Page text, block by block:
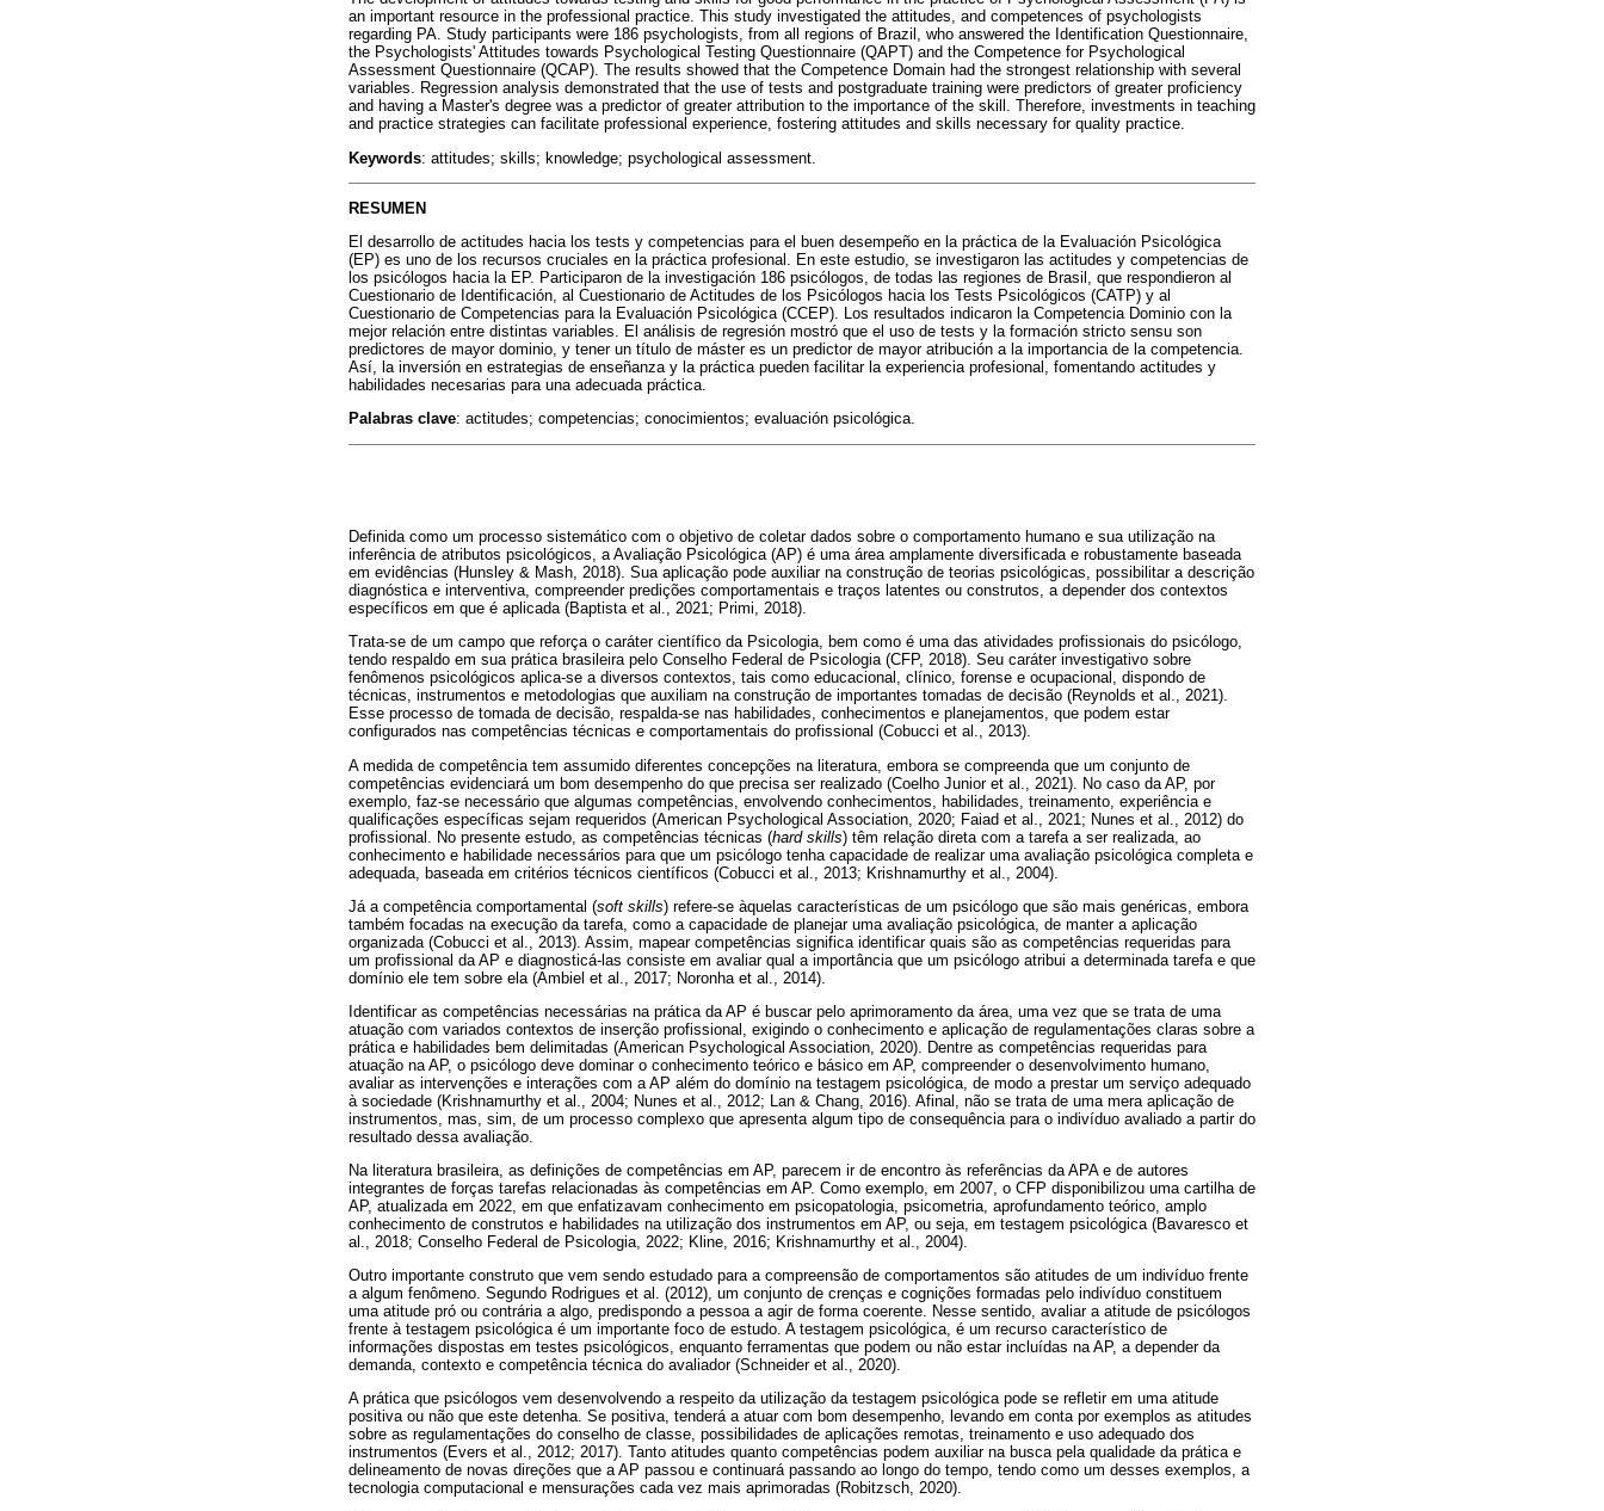
an important resource in the professional practice. This study investigated the attitudes, and competences of psychologists
regarding PA. Study participants were 186 psychologists, from all regions of Brazil, who answered the Identification Questionnaire,
the Psychologists' Attitudes towards Psychological Testing Questionnaire (QAPT) and the Competence for Psychological
Assessment Questionnaire (QCAP). The results showed that the Competence Domain had the strongest relationship with several
variables. Regression analysis demonstrated that the use of tests and postgraduate training were predictors of greater proficiency
and having a Master's degree was a predictor of greater attribution to the importance of the skill. Therefore, investments in teaching
and practice strategies can facilitate professional experience, fostering attitudes and skills necessary for quality practice.
Keywords: attitudes; skills; knowledge; psychological assessment.
RESUMEN
El desarrollo de actitudes hacia los tests y competencias para el buen desempeño en la práctica de la Evaluación Psicológica
(EP) es uno de los recursos cruciales en la práctica profesional. En este estudio, se investigaron las actitudes y competencias de
los psicólogos hacia la EP. Participaron de la investigación 186 psicólogos, de todas las regiones de Brasil, que respondieron al
Cuestionario de Identificación, al Cuestionario de Actitudes de los Psicólogos hacia los Tests Psicológicos (CATP) y al
Cuestionario de Competencias para la Evaluación Psicológica (CCEP). Los resultados indicaron la Competencia Dominio con la
mejor relación entre distintas variables. El análisis de regresión mostró que el uso de tests y la formación stricto sensu son
predictores de mayor dominio, y tener un título de máster es un predictor de mayor atribución a la importancia de la competencia.
Así, la inversión en estrategias de enseñanza y la práctica pueden facilitar la experiencia profesional, fomentando actitudes y
habilidades necesarias para una adecuada práctica.
Palabras clave: actitudes; competencias; conocimientos; evaluación psicológica.
Definida como um processo sistemático com o objetivo de coletar dados sobre o comportamento humano e sua utilização na
inferência de atributos psicológicos, a Avaliação Psicológica (AP) é uma área amplamente diversificada e robustamente baseada
em evidências (Hunsley & Mash, 2018). Sua aplicação pode auxiliar na construção de teorias psicológicas, possibilitar a descrição
diagnóstica e interventiva, compreender predições comportamentais e traços latentes ou construtos, a depender dos contextos
específicos em que é aplicada (Baptista et al., 2021; Primi, 2018).
Trata-se de um campo que reforça o caráter científico da Psicologia, bem como é uma das atividades profissionais do psicólogo,
tendo respaldo em sua prática brasileira pelo Conselho Federal de Psicologia (CFP, 2018). Seu caráter investigativo sobre
fenômenos psicológicos aplica-se a diversos contextos, tais como educacional, clínico, forense e ocupacional, dispondo de
técnicas, instrumentos e metodologias que auxiliam na construção de importantes tomadas de decisão (Reynolds et al., 2021).
Esse processo de tomada de decisão, respalda-se nas habilidades, conhecimentos e planejamentos, que podem estar
configurados nas competências técnicas e comportamentais do profissional (Cobucci et al., 2013).
A medida de competência tem assumido diferentes concepções na literatura, embora se compreenda que um conjunto de
competências evidenciará um bom desempenho do que precisa ser realizado (Coelho Junior et al., 2021). No caso da AP, por
exemplo, faz-se necessário que algumas competências, envolvendo conhecimentos, habilidades, treinamento, experiência e
qualificações específicas sejam requeridos (American Psychological Association, 2020; Faiad et al., 2021; Nunes et al., 2012) do
profissional. No presente estudo, as competências técnicas (hard skills) têm relação direta com a tarefa a ser realizada, ao
conhecimento e habilidade necessários para que um psicólogo tenha capacidade de realizar uma avaliação psicológica completa e
adequada, baseada em critérios técnicos científicos (Cobucci et al., 2013; Krishnamurthy et al., 2004).
Já a competência comportamental (soft skills) refere-se àquelas características de um psicólogo que são mais genéricas, embora
também focadas na execução da tarefa, como a capacidade de planejar uma avaliação psicológica, de manter a aplicação
organizada (Cobucci et al., 2013). Assim, mapear competências significa identificar quais são as competências requeridas para
um profissional da AP e diagnosticá-las consiste em avaliar qual a importância que um psicólogo atribui a determinada tarefa e que
domínio ele tem sobre ela (Ambiel et al., 2017; Noronha et al., 2014).
Identificar as competências necessárias na prática da AP é buscar pelo aprimoramento da área, uma vez que se trata de uma
atuação com variados contextos de inserção profissional, exigindo o conhecimento e aplicação de regulamentações claras sobre a
prática e habilidades bem delimitadas (American Psychological Association, 2020). Dentre as competências requeridas para
atuação na AP, o psicólogo deve dominar o conhecimento teórico e básico em AP, compreender o desenvolvimento humano,
avaliar as intervenções e interações com a AP além do domínio na testagem psicológica, de modo a prestar um serviço adequado
à sociedade (Krishnamurthy et al., 2004; Nunes et al., 2012; Lan & Chang, 2016). Afinal, não se trata de uma mera aplicação de
instrumentos, mas, sim, de um processo complexo que apresenta algum tipo de consequência para o indivíduo avaliado a partir do
resultado dessa avaliação.
Na literatura brasileira, as definições de competências em AP, parecem ir de encontro às referências da APA e de autores
integrantes de forças tarefas relacionadas às competências em AP. Como exemplo, em 2007, o CFP disponibilizou uma cartilha de
AP, atualizada em 2022, em que enfatizavam conhecimento em psicopatologia, psicometria, aprofundamento teórico, amplo
conhecimento de construtos e habilidades na utilização dos instrumentos em AP, ou seja, em testagem psicológica (Bavaresco et
al., 2018; Conselho Federal de Psicologia, 2022; Kline, 2016; Krishnamurthy et al., 2004).
Outro importante construto que vem sendo estudado para a compreensão de comportamentos são atitudes de um indivíduo frente
a algum fenômeno. Segundo Rodrigues et al. (2012), um conjunto de crenças e cognições formadas pelo indivíduo constituem
uma atitude pró ou contrária a algo, predispondo a pessoa a agir de forma coerente. Nesse sentido, avaliar a atitude de psicólogos
frente à testagem psicológica é um importante foco de estudo. A testagem psicológica, é um recurso característico de
informações dispostas em testes psicológicos, enquanto ferramentas que podem ou não estar incluídas na AP, a depender da
demanda, contexto e competência técnica do avaliador (Schneider et al., 2020).
A prática que psicólogos vem desenvolvendo a respeito da utilização da testagem psicológica pode se refletir em uma atitude
positiva ou não que este detenha. Se positiva, tenderá a atuar com bom desempenho, levando em conta por exemplos as atitudes
sobre as regulamentações do conselho de classe, possibilidades de aplicações remotas, treinamento e uso adequado dos
instrumentos (Evers et al., 2012; 2017). Tanto atitudes quanto competências podem auxiliar na busca pela qualidade da prática e
delineamento de novas direções que a AP passou e continuará passando ao longo do tempo, tendo como um desses exemplos, a
tecnologia computacional e mensurações cada vez mais aprimoradas (Robitzsch, 2020).